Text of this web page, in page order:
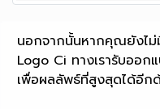
นอกจากนั้นหากคุณยังไ
Logo Ci ทางเรารับออก
เพื่อผลลัพธ์ที่สูงสุดได้อีก